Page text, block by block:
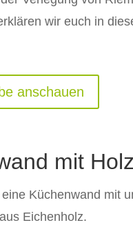
wir euch in
anschauen
mit
Küchenwand mit
Eichenholz.